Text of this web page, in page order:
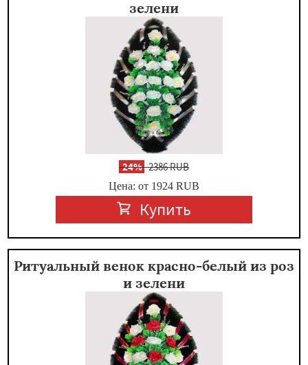
зелени
-24%2386 RUB
Цена: от 1924 RUB
Купить
Ритуальный венок красно-белый из роз
и зелени